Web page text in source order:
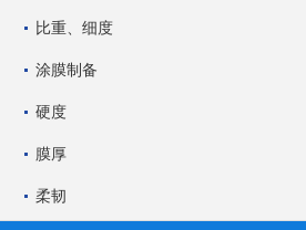
比重、细度
涂膜制备
硬度
膜厚
柔韧